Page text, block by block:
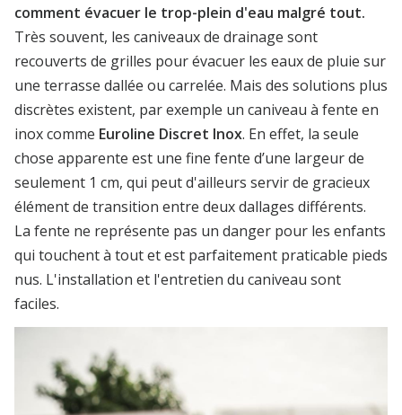
comment évacuer le trop-plein d'eau malgré tout.
Très souvent, les caniveaux de drainage sont
recouverts de grilles pour évacuer les eaux de pluie sur
une terrasse dallée ou carrelée. Mais des solutions plus
discrètes existent, par exemple un caniveau à fente en
inox comme Euroline Discret Inox. En effet, la seule
chose apparente est une fine fente d’une largeur de
seulement 1 cm, qui peut d'ailleurs servir de gracieux
élément de transition entre deux dallages différents.
La fente ne représente pas un danger pour les enfants
qui touchent à tout et est parfaitement praticable pieds
nus. L'installation et l'entretien du caniveau sont
faciles.